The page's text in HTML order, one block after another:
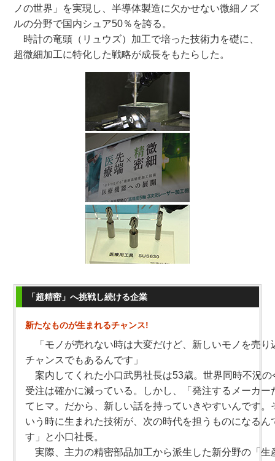
ノの世界」を実現し、半導体製造に欠かせない微細ノズ
ルの分野で国内シュア50％を誇る。
時計の竜頭（リュウズ）加工で培った技術力を礎に、
超微細加工に特化した戦略が成長をもたらした。
「超精密」へ挑戦し続ける企業
新たなものが生まれるチャンス!
「モノが売れない時は大変だけど、新しいモノを売り
チャンスでもあるんです」
案内してくれた小口武男社長は53歳。世界同時不況の
受注は確かに減っている。しかし、「発注するメーカー
てヒマ。だから、新しい話を持っていきやすいんです。
いう時に生まれた技術が、次の時代を担うものになるん
す」と小口社長。
実際、主力の精密部品加工から派生した新分野の「生